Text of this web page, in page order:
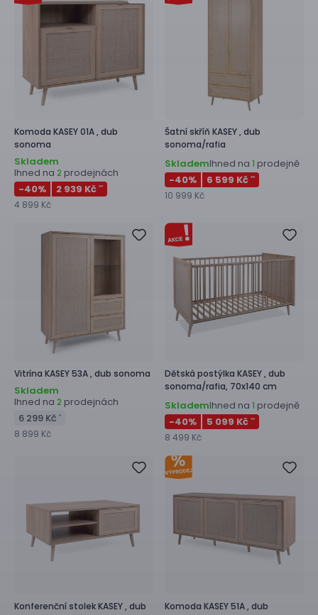
Komoda KASEY 01A , dub
sonoma
Skladem
Ihned na 2 prodejnách
-40% 2 939 Kč **
4 899 Kč
Šatní skříň KASEY , dub
sonoma/rafia
SklademIhned na 1 prodejně
-40% 6 599 Kč **
10 999 Kč
Vitrína KASEY 53A , dub sonoma
Skladem
Ihned na 2 prodejnách
6 299 Kč *
8 899 Kč
Dětská postýlka KASEY , dub
sonoma/rafia, 70x140 cm
SklademIhned na 1 prodejně
-40% 5 099 Kč **
8 499 Kč
Konferenční stolekKASEY , dub
Komoda KASEY 51A , dub